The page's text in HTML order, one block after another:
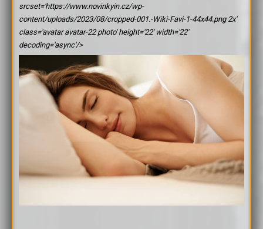
srcset='https://www.novinkyin.cz/wp-
content/uploads/2023/08/cropped-001.-Wiki-Favi-1-44x44.png 2x'
class='avatar avatar-22 photo' height='22' width='22'
decoding='async'/>